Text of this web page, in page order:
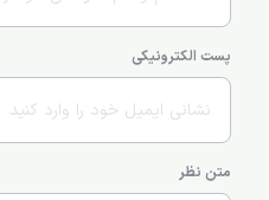
پست الکترونیکی
متن نظر